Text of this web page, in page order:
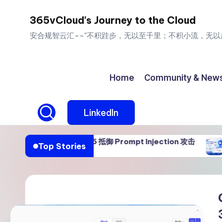
365vCloud's Journey to the Cloud
安合规智云汇--"不积跬步，无以至千里；不积小流，无以
Home Community &
LinkedIn
Top Stories
Office 365 抵御 Prompt Injection 攻击 Defender
08/